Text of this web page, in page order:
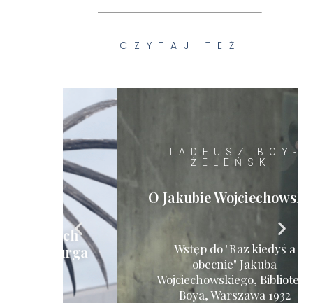
CZYTAJ TEŻ
TADEUSZ BOY-
ŻELEŃSKI
O Jakubie Wojciechowskim
Wstęp do "Raz kiedyś a
obecnie" Jakuba
Wojciechowskiego, Biblioteka
Boya, Warszawa 1932